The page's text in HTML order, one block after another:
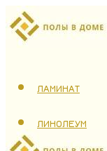
ЛАМИНАТ
ЛИНОЛЕУМ